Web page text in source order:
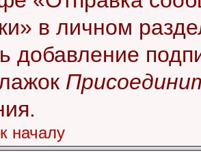
в личном
добавление
началу